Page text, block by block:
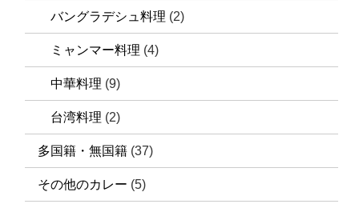
バングラデシュ料理 (2)
ミャンマー料理 (4)
中華料理 (9)
台湾料理 (2)
多国籍・無国籍 (37)
その他のカレー (5)